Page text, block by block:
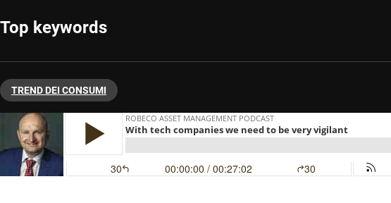
Top keywords
TREND DEI CONSUMI